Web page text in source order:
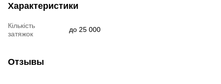
Характеристики
Кількість
затяжок
до 25 000
Отзывы